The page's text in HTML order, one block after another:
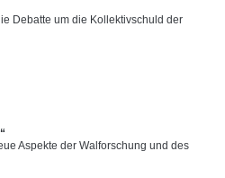
Debatte um die Kollektivschuld der
Aspekte der Walforschung und des